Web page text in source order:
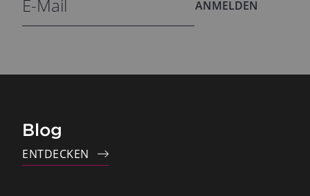
ANMELDEN
Blog
ENTDECKEN